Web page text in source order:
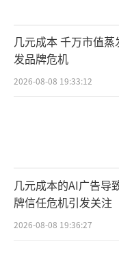
几元成本 千万市值蒸
发品牌危机
2026-08-08 19:33:12
几元成本的AI广告导
牌信任危机引发关注
2026-08-08 19:36:27